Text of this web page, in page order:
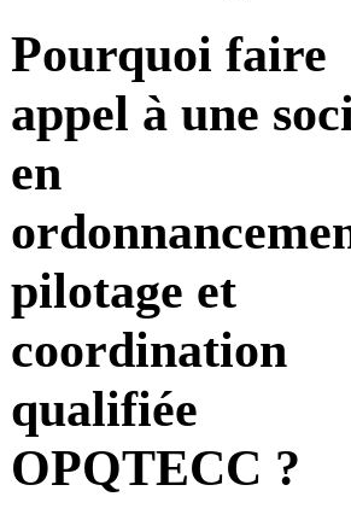
Pourquoi faire
appel à une
en
pilotage et
coordination
qualifiée
OPQTECC ?